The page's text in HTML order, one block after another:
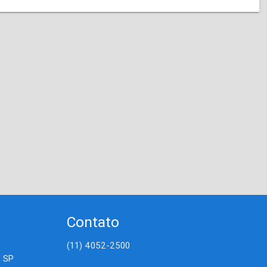
Contato
(11) 4052-2500